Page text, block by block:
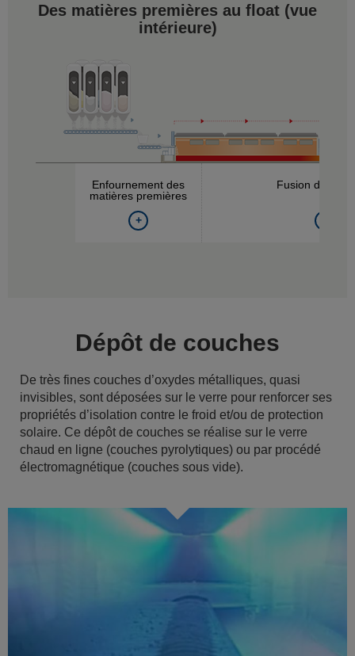
Des matières premières au float (vue
intérieure)
Enfournement des
matières premières
Fusion dans le
Dépôt de couches
De très fines couches d’oxydes métalliques, quasi
invisibles, sont déposées sur le verre pour renforcer ses
propriétés d’isolation contre le froid et/ou de protection
solaire. Ce dépôt de couches se réalise sur le verre
chaud en ligne (couches pyrolytiques) ou par procédé
électromagnétique (couches sous vide).